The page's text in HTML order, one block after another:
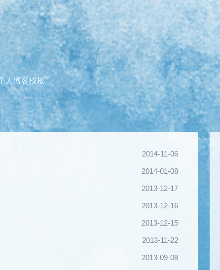
人博客模板
2014-11-06
2014-01-08
2013-12-17
2013-12-16
2013-12-15
2013-11-22
2013-09-08